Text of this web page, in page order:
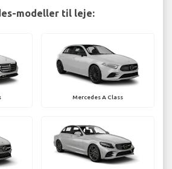
modeller til leje:
Mercedes A Class